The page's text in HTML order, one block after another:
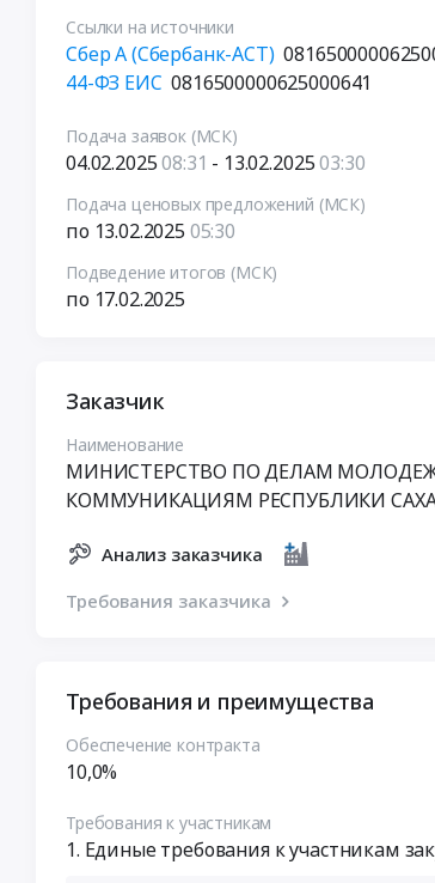
Ссылки на источники
Сбер А (Сбербанк-АСТ)
44-ФЗ ЕИС 0816500000625000641
Подача заявок (МСК)
04.02.202508:31 - 13.02.202503:30
Подача ценовых предложений (МСК)
по 13.02.202505:30
Подведение итогов (МСК)
по 17.02.2025
Заказчик
Наименование
МИНИСТЕРСТВО ПО ДЕЛАМ
КОММУНИКАЦИЯМ РЕСПУБЛИКИ
Анализ заказчика
Требования заказчика
Требования и преимущества
Обеспечение контракта
10,0%
Требования к участникам
Единые требования к участникам